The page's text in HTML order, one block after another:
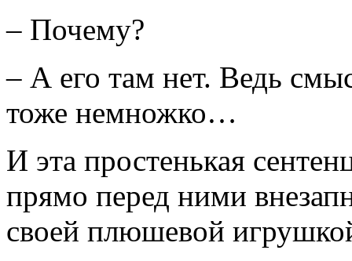
– Почему?
– А его там нет. Ведь
тоже немножко…
И эта простенькая
прямо перед ними
своей плюшевой